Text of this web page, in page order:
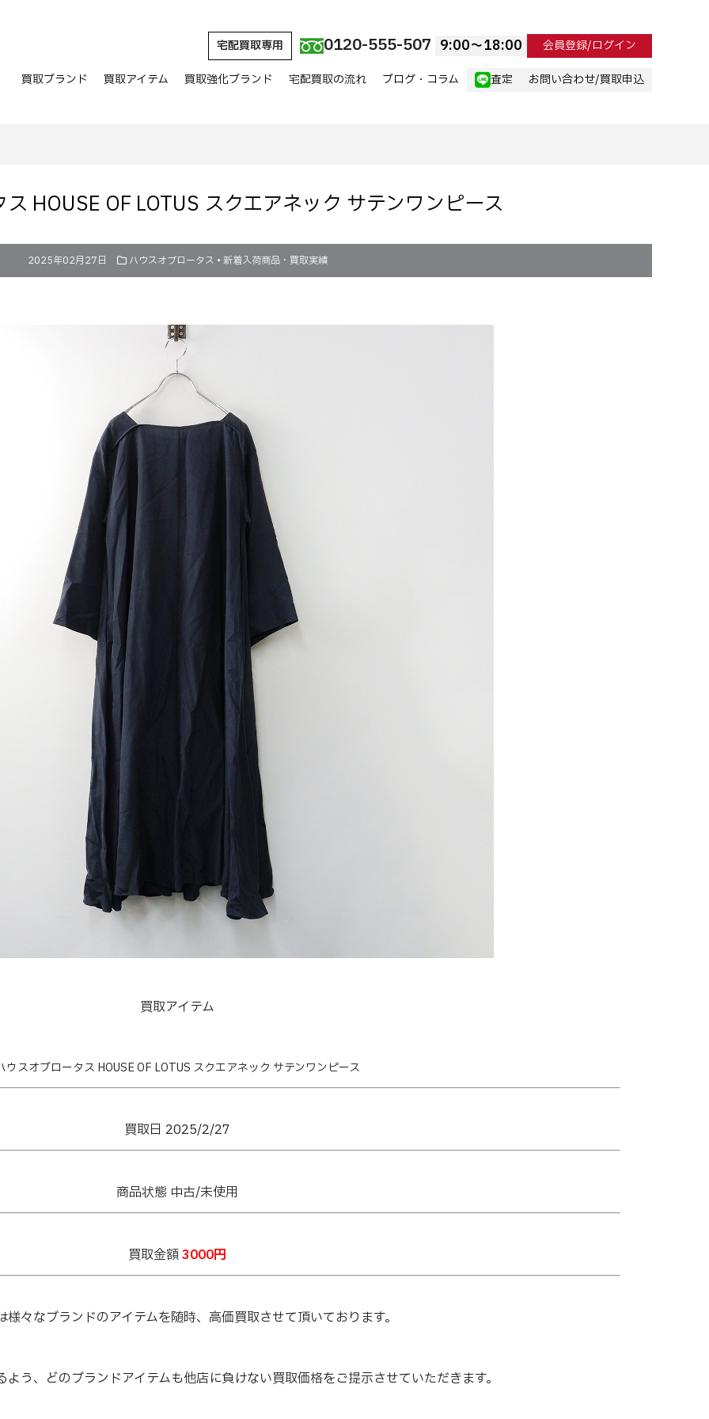
宅配買取専用 0120-555-507 9:00〜18:00 会員登録/ログイン
買取ブランド 買取アイテム 買取強化ブランド 宅配買取の流れ ブログ・コラム 査定 お問い合わせ/買取申込
HOUSE OF LOTUS スクエアネック サテンワンピース
2025年02月27日 ハウスオブロータス • 新着入荷商品・買取実績
買取アイテム
ウスオブロータス HOUSE OF LOTUS スクエアネック サテンワンピース
買取日 2025/2/27
商品状態 中古/未使用
買取金額3000円
様々なブランドのアイテムを随時、高価買取させて頂いております。
う、どのブランドアイテムも他店に負けない買取価格をご提示させていただきます。